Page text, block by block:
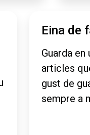
Eina de
Guarda
articles
gust de
sempre a